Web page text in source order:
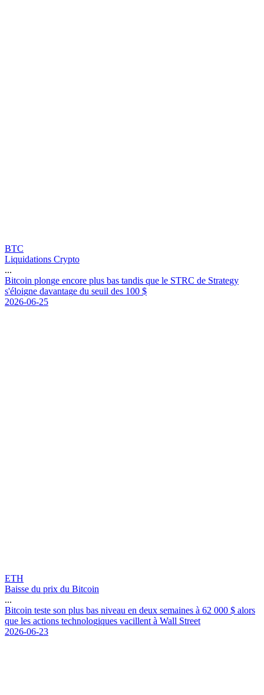
BTC
Liquidations Crypto
...
Bitcoin plonge encore plus bas tandis que le STRC de Strategy
s'éloigne davantage du seuil des 100 $
2026-06-25
ETH
Baisse du prix du Bitcoin
...
Bitcoin teste son plus bas niveau en deux semaines à 62 000 $ alors
que les actions technologiques vacillent à Wall Street
2026-06-23